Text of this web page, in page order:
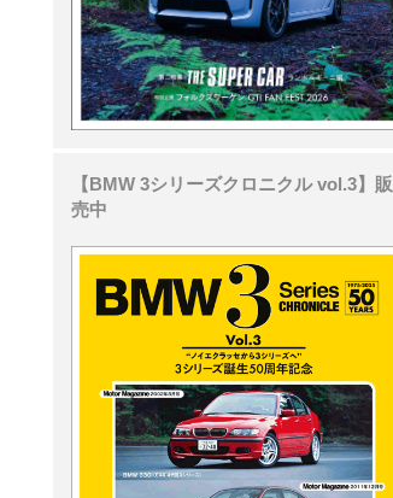
【BMW 3シリーズクロニクル vol.3】販
売中